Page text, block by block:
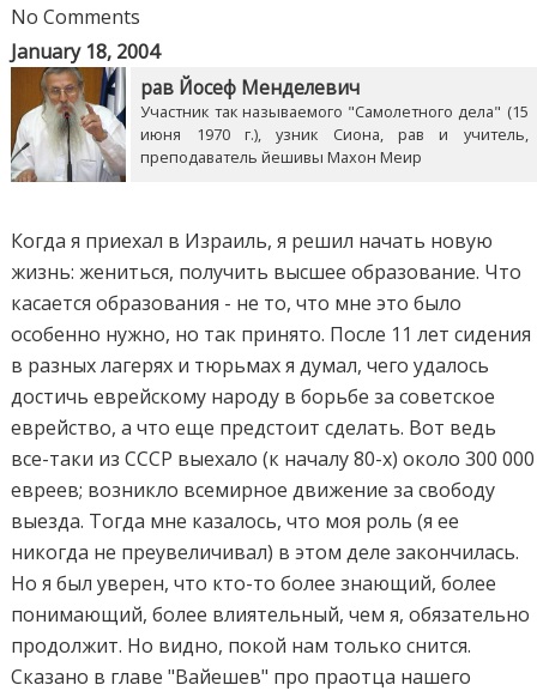
No Comments
January 18, 2004
рав Йосеф Менделевич
Участник так называемого "Самолетного дела" (15
июня 1970 г.), узник Сиона, рав и учитель,
преподаватель йешивы Махон Меир
Когда я приехал в Израиль, я решил начать новую
жизнь: жениться, получить высшее образование. Что
касается образования - не то, что мне это было
особенно нужно, но так принято. После 11 лет сидения
в разных лагерях и тюрьмах я думал, чего удалось
достичь еврейскому народу в борьбе за советское
еврейство, а что еще предстоит сделать. Вот ведь
все-таки из СССР выехало (к началу 80-х) около 300 000
евреев; возникло всемирное движение за свободу
выезда. Тогда мне казалось, что моя роль (я ее
никогда не преувеличивал) в этом деле закончилась.
Но я был уверен, что кто-то более знающий, более
понимающий, более влиятельный, чем я, обязательно
продолжит. Но видно, покой нам только снится.
Сказано в главе "Вайешев" про праотца нашего